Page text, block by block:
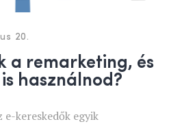
20.
a remarketing, és
használnod?
kereskedők egyik